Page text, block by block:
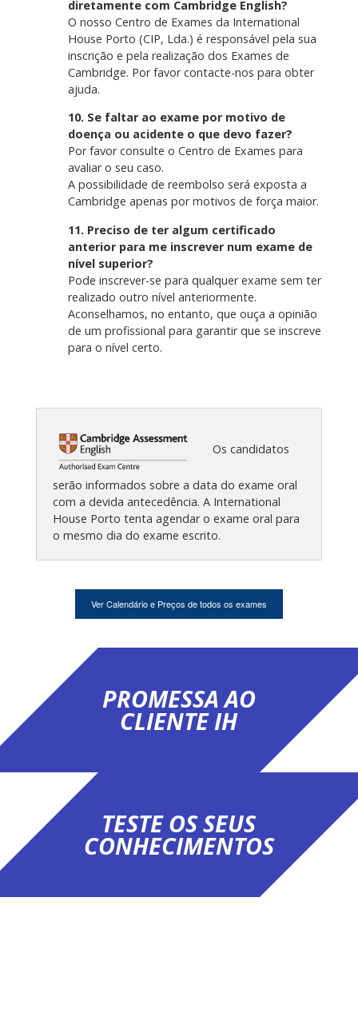
diretamente com Cambridge English?
O nosso Centro de Exames da International
House Porto (CIP, Lda.) é responsável pela sua
inscrição e pela realização dos Exames de
Cambridge. Por favor contacte-nos para obter
ajuda.
10. Se faltar ao exame por motivo de
doença ou acidente o que devo fazer?
Por favor consulte o Centro de Exames para
avaliar o seu caso.
A possibilidade de reembolso será exposta a
Cambridge apenas por motivos de força maior.
11. Preciso de ter algum certificado
anterior para me inscrever num exame de
nível superior?
Pode inscrever-se para qualquer exame sem ter
realizado outro nível anteriormente.
Aconselhamos, no entanto, que ouça a opinião
de um profissional para garantir que se inscreve
para o nível certo.
Os candidatos
serão informados sobre a data do exame oral
com a devida antecedência. A International
House Porto tenta agendar o exame oral para
o mesmo dia do exame escrito.
Ver Calendário e Preços de todos os exames
PROMESSA AO
CLIENTE IH
TESTE OS SEUS
CONHECIMENTOS